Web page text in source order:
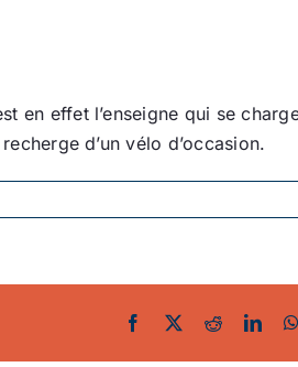
en effet l’enseigne qui se
d’un vélo d’occasion.
Facebook
TwitterReddit